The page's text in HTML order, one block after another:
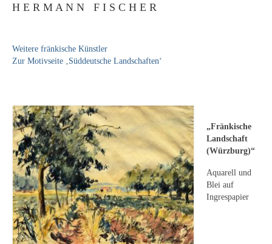
– 02.06.1851 ebd.)
George Paice
Johann Georg Strobel
Ludwig Martin Wilberg
Weitere Künstler nach 1945
Kunst 1900-1945
H E R M A N N F I S C H E R
Weitere fränkische Künstler
Zur Motivseite ‚Süddeutsche Landschaften‘
„Fränkische
Landschaft
(Würzburg)“
Aquarell und
Blei auf
Ingrespapier